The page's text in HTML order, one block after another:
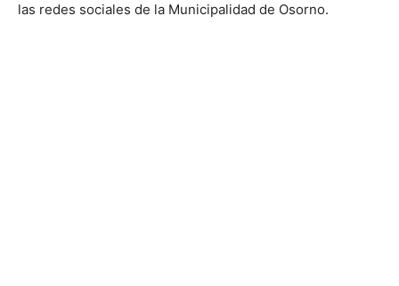
las redes sociales de la Municipalidad de Osorno.